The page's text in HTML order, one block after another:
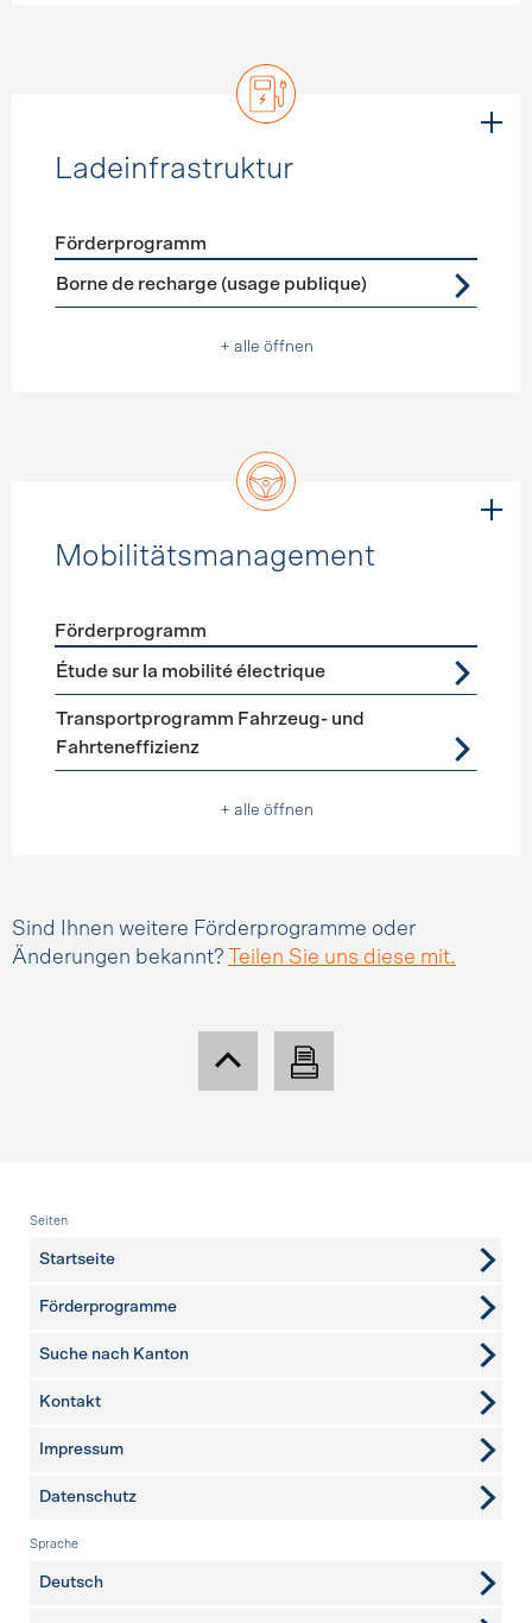
Ladeinfrastruktur
Förderprogramme Ladeinfrastruktur
Förderprogramm
Borne de recharge (usage publique)
+ alle öffnen
Mobilitätsmanagement
Förderprogramme Mobilitätsmanagement
Förderprogramm
Étude sur la mobilité électrique
Transportprogramm Fahrzeug- und
Fahrteneffizienz
+ alle öffnen
Sind Ihnen weitere Förderprogramme oder
Änderungen bekannt?
Teilen Sie uns diese mit.
Fusszeile
Seiten
Startseite
Förderprogramme
Suche nach Kanton
weitere Seiten
Kontakt
Impressum
Datenschutz
Sprache
Deutsch